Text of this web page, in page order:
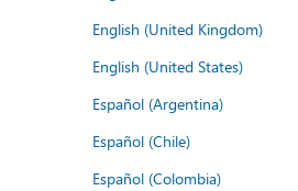
English (United Kingdom)
English (United States)
Español (Argentina)
Español (Chile)
Español (Colombia)